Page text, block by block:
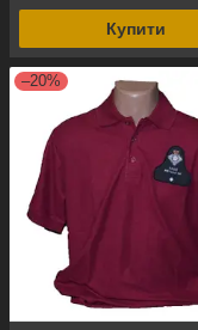
Купити
–20%